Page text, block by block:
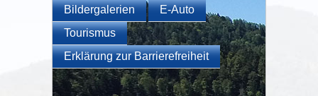
Bildergalerien
E-Auto
Tourismus
Erklärung zur Barrierefreiheit